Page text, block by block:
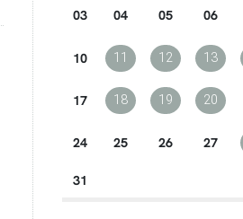
03 04 05 06
10 11 12 13
17 18 19 20
24 25 26 27
31